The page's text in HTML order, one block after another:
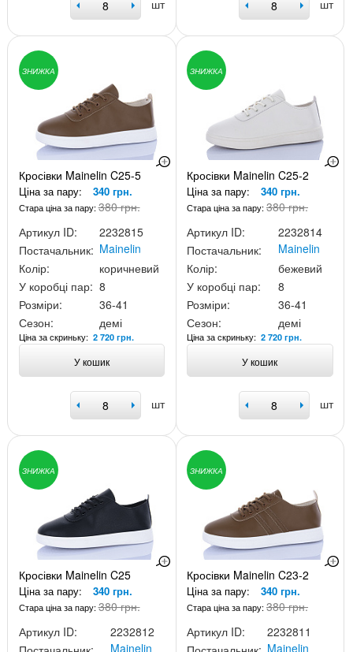
шт шт
ЗНИЖКА
Кросівки Mainelin C25-5
Ціна за пару: 340 грн.
Стара ціна за пару:380 грн.
Артикул ID:
2232815
Постачальник: Mainelin
Колір:
коричневий
У коробці пар: 8
Розміри:
36-41
Сезон:
демі
Ціна за скриньку: 2 720 грн.
У кошик
шт
ЗНИЖКА
Кросівки Mainelin C25-2
Ціна за пару: 340 грн.
Стара ціна за пару:380 грн.
Артикул ID:
2232814
Постачальник:
Mainelin
Колір:
бежевий
У коробці пар:
8
Розміри:
36-41
Сезон:
демі
Ціна за скриньку:2 720 грн.
У кошик
шт
ЗНИЖКА
Кросівки Mainelin C25
Ціна за пару: 340 грн.
Стара ціна за пару:380 грн.
Артикул ID:
2232812
Mainelin
ЗНИЖКА
Кросівки Mainelin C23-2
Ціна за пару: 340 грн.
Стара ціна за пару:380 грн.
Артикул ID:
2232811
Mainelin